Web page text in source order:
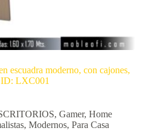
escuadra moderno, con cajones,
LXC001
, Gamer, Home
, Modernos, Para Casa